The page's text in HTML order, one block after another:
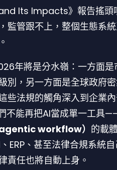
Its Impacts》報告搖頭
監管跟不上，整個生態系
年將是分水嶺：一方面是
別，另一方面是全球政府
些法規的觸角深入到企業
不能再把AI當成單一工具
workflow） 的載
ERP、甚至法律合規系統
責任也將自動上身。